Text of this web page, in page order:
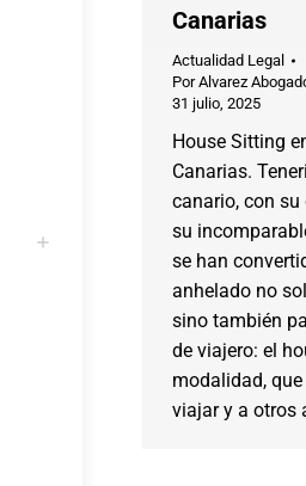
Canarias
Actualidad Legal
PorAlvarez
31 julio, 2025
House Sitting
Canarias.
canario, con
su
se han
anhelado no
sino también
de viajero: el
modalidad,
viajar y a otros